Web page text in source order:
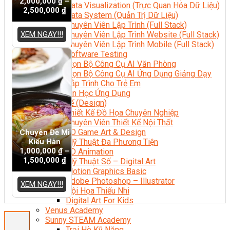
Data Visualization (Trực Quan Hóa Dữ Liệu)
Data System (Quản Trị Dữ Liệu)
Chuyên Viên Lập Trình (Full Stack)
Chuyên Viên Lập Trình Website (Full Stack)
Chuyên Viên Lập Trình Mobile (Full Stack)
Software Testing
Trọn Bộ Công Cụ AI Văn Phòng
Trọn Bộ Công Cụ AI Ứng Dụng Giảng Dạy
Lập Trình Cho Trẻ Em
Tin Học Ứng Dụng
Thiết Kế (Design)
Thiết Kế Đồ Họa Chuyên Nghiệp
Chuyên Viên Thiết Kế Nội Thất
3D Game Art & Design
Mỹ Thuật Đa Phương Tiện
3D Animation
Mỹ Thuật Số – Digital Art
Motion Graphics Basic
Adobe Photoshop – Illustrator
Hội Họa Thiếu Nhi
Digital Art For Kids
Venus Academy
Sunny STEAM Academy
2,500,000 ₫
XEM NGAY!!!
Chuyên Đề Mì
Kiểu Hàn
1,000,000₫–
1,500,000 ₫
XEM NGAY!!!